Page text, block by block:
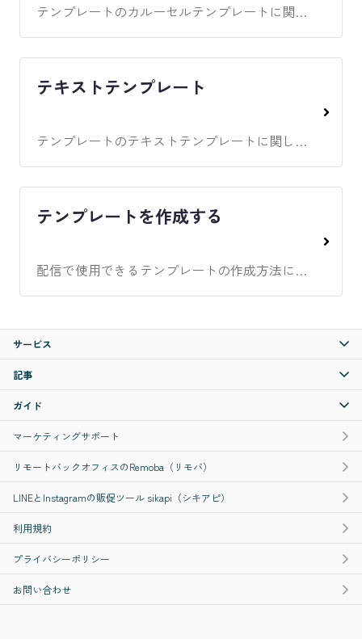
テンプレートのカルーセルテンプレートに関してのガイド
テキストテンプレート
テンプレートのテキストテンプレートに関してのガイド
テンプレートを作成する
配信で使用できるテンプレートの作成方法について解説しています。
サービス
記事
ガイド
マーケティングサポート
リモートバックオフィスのRemoba（リモバ）
LINEとInstagramの販促ツール sikapi（シキアピ）
利用規約
プライバシーポリシー
お問い合わせ